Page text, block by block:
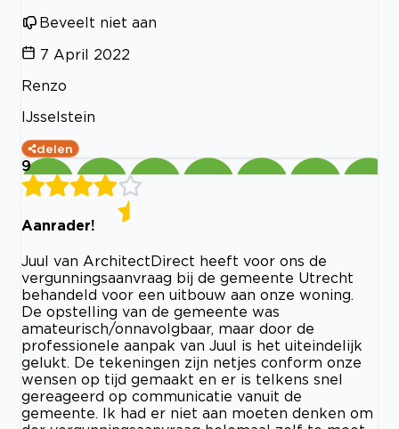
Beveelt niet aan
7 April 2022
Renzo
IJsselstein
delen
9
Aanrader!
Juul van ArchitectDirect heeft voor ons de
vergunningsaanvraag bij de gemeente Utrecht
behandeld voor een uitbouw aan onze woning.
De opstelling van de gemeente was
amateurisch/onnavolgbaar, maar door de
professionele aanpak van Juul is het uiteindelijk
gelukt. De tekeningen zijn netjes conform onze
wensen op tijd gemaakt en er is telkens snel
gereageerd op communicatie vanuit de
gemeente. Ik had er niet aan moeten denken om